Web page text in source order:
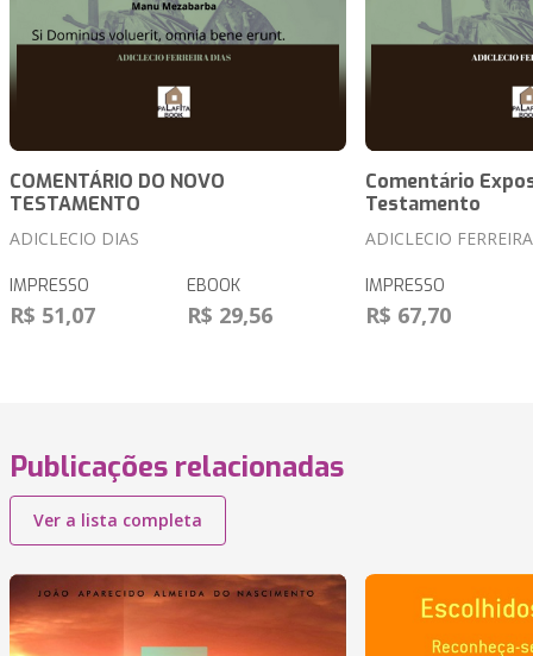
COMENTÁRIO DO NOVO
TESTAMENTO
ADICLECIO DIAS
IMPRESSO
R$ 51,07
EBOOK
R$ 29,56
Comentário
Testamento
ADICLECIO
IMPRESSO
R$ 67,70
Publicações relacionadas
Ver a lista completa